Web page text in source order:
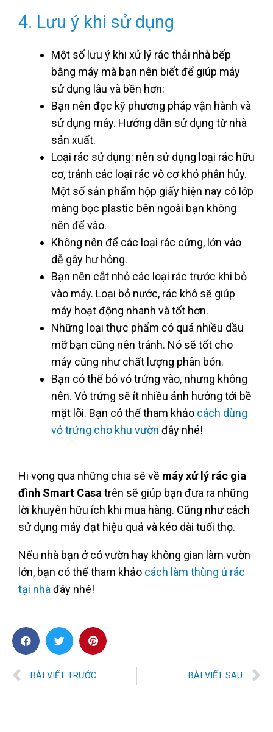
4. Lưu ý khi sử dụng
Một số lưu ý khi xử lý rác thải nhà bếp
bằng máy mà bạn nên biết để giúp máy
sử dụng lâu và bền hơn:
Bạn nên đọc kỹ phương pháp vận hành và
sử dụng máy. Hướng dẫn sử dụng từ nhà
sản xuất.
Loại rác sử dụng: nên sử dụng loại rác hữu
cơ, tránh các loại rác vô cơ khó phân hủy.
Một số sản phẩm hộp giấy hiện nay có lớp
màng bọc plastic bên ngoài bạn không
nên để vào.
Không nên để các loại rác cứng, lớn vào
dễ gây hư hỏng.
Bạn nên cắt nhỏ các loại rác trước khi bỏ
vào máy. Loại bỏ nước, rác khô sẽ giúp
máy hoạt động nhanh và tốt hơn.
Những loại thực phẩm có quá nhiều dầu
mỡ bạn cũng nên tránh. Nó sẽ tốt cho
máy cũng như chất lượng phân bón.
Bạn có thể bỏ vỏ trứng vào, nhưng không
nên. Vỏ trứng sẽ ít nhiều ảnh hưởng tới bề
mặt lõi. Bạn có thể tham khảo cách dùng
vỏ trứng cho khu vườn đây nhé!
Hi vọng qua những chia sẽ về máy xử lý rác gia
đình Smart Casatrên sẽ giúp bạn đưa ra những
lời khuyên hữu ích khi mua hàng. Cũng như cách
sử dụng máy đạt hiệu quả và kéo dài tuổi thọ.
Nếu nhà bạn ở có vườn hay không gian làm vườn
lớn, bạn có thể tham khảo cách làm thùng ủ rác
tại nhàđây nhé!
BÀI VIẾT TRƯỚC BÀI VIẾT SAU